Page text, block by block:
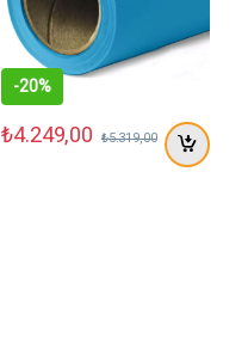
-20%
₺4.249,00 ₺5.319,00